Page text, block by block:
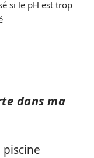
si le pH est trop
dans ma
piscine